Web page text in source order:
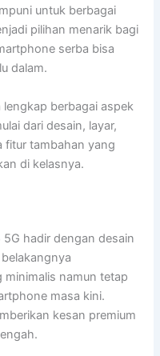
untuk berbagai
pilihan menarik bagi
serba bisa
dalam.
berbagai aspek
dari desain, layar,
fitur tambahan yang
di kelasnya.
5G hadir dengan desain
minimalis namun tetap
masa kini.
kesan premium